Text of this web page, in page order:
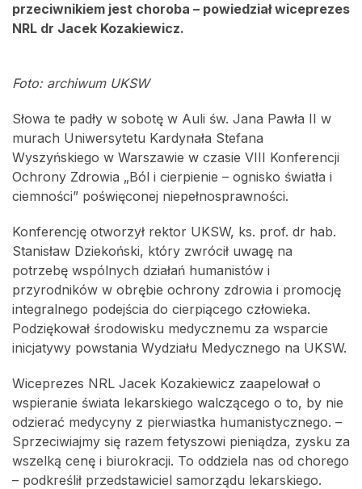
przeciwnikiem jest choroba – powiedział wiceprezes
NRL dr Jacek Kozakiewicz.
Foto: archiwum UKSW
Słowa te padły w sobotę w Auli św. Jana Pawła II w
murach Uniwersytetu Kardynała Stefana
Wyszyńskiego w Warszawie w czasie VIII Konferencji
Ochrony Zdrowia „Ból i cierpienie – ognisko światła i
ciemności” poświęconej niepełnosprawności.
Konferencję otworzył rektor UKSW, ks. prof. dr hab.
Stanisław Dziekoński, który zwrócił uwagę na
potrzebę wspólnych działań humanistów i
przyrodników w obrębie ochrony zdrowia i promocję
integralnego podejścia do cierpiącego człowieka.
Podziękował środowisku medycznemu za wsparcie
inicjatywy powstania Wydziału Medycznego na UKSW.
Wiceprezes NRL Jacek Kozakiewicz zaapelował o
wspieranie świata lekarskiego walczącego o to, by nie
odzierać medycyny z pierwiastka humanistycznego. –
Sprzeciwiajmy się razem fetyszowi pieniądza, zysku za
wszelką cenę i biurokracji. To oddziela nas od chorego
– podkreślił przedstawiciel samorządu lekarskiego.